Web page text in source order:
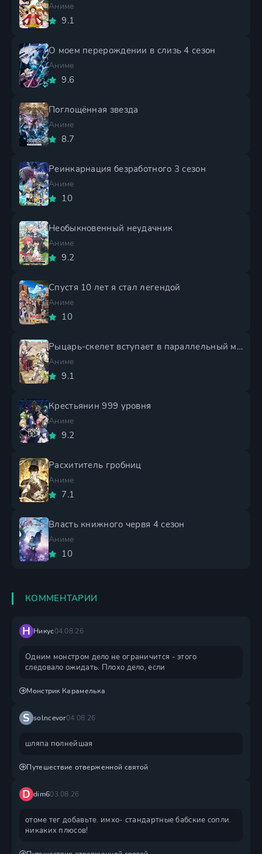
Аниме
9.1
О моем перерождении в слизь 4 сезон
Аниме
9.6
Поглощённая звезда
Аниме
8.7
Реинкарнация безработного 3 сезон
Аниме
10
Необыкновенный неудачник
Аниме
9.2
Спустя 10 лет я стал легендой
Аниме
10
Рыцарь-скелет вступает в параллельный мир 2 сезон
Аниме
9.1
Крестьянин 999 уровня
Аниме
9.2
Расхититель гробниц
Аниме
7.1
Власть книжного червя 4 сезон
Аниме
10
КОММЕНТАРИИ
Н Никус04.08.26
Одним монстром дело не ограничится - этого
следовало ожидать. Плохо дело, если
Монстрик Карамелька
S solncevor04.08.26
шляпа полнейшая
Путешествие отверженной святой
D dim603.08.26
отоме тег добавьте. имхо- стандартные бабские сопли.
никаких плюсов!